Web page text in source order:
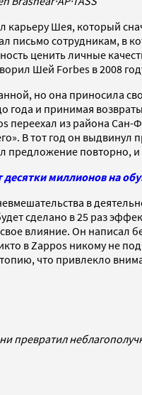
Шея, который
письмо сотрудникам,
ценить личные
Шей Forbes в 2008
но она приносила
года и принимая
переехал из района
В тот год он
предложение
десятки миллионов на
в
сделано в 25 раз
влияние. Он
в Zappos никому не
что привлекло
превратил